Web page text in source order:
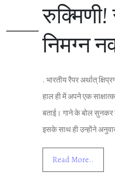
रुक्मिणी!
निमग्‍न
. भारतीय रैपर अर्थात्
हाल ही में अपने एक
बताई। गाने के बोल सुनकर
इसके साथ ही उन्‍होंने
Read More..